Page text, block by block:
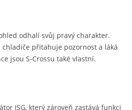
odhalí svůj pravý charakter.
chladiče přitahuje pozornost a láká
jsou S‑Crossu také vlastní.
ISG, který zároveň zastává funkci